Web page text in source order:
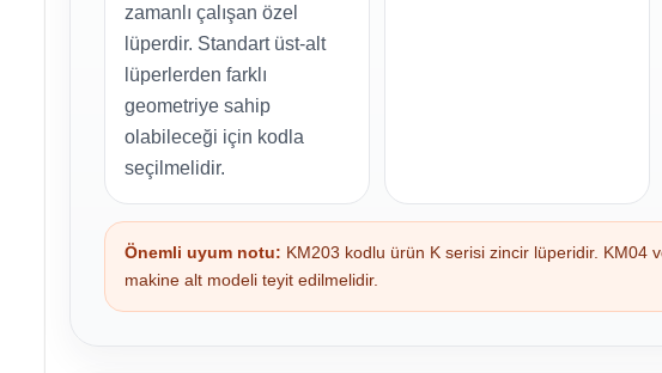
zamanlı çalışan özel
lüperdir. Standart üst-alt
lüperlerden farklı
geometriye sahip
olabileceği için kodla
seçilmelidir.
Önemli uyum notu: KM203 kodlu ürün K serisi zincir lüperidir. KM04
makine alt modeli teyit edilmelidir.